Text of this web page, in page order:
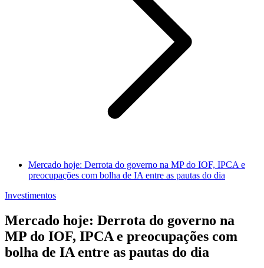
Mercado hoje: Derrota do governo na MP do IOF, IPCA e
preocupações com bolha de IA entre as pautas do dia
Investimentos
Mercado hoje: Derrota do governo na
MP do IOF, IPCA e preocupações com
bolha de IA entre as pautas do dia